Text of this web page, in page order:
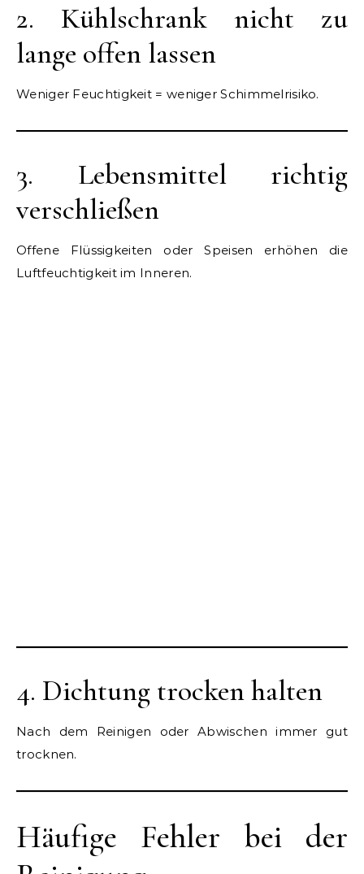
2. Kühlschrank nicht zu
lange offen lassen
Weniger Feuchtigkeit = weniger Schimmelrisiko.
3. Lebensmittel richtig
verschließen
Offene Flüssigkeiten oder Speisen erhöhen die
Luftfeuchtigkeit im Inneren.
4. Dichtung trocken halten
Nach dem Reinigen oder Abwischen immer gut
trocknen.
Häufige Fehler bei der